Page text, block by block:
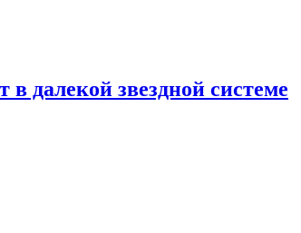
далекой звездной системе